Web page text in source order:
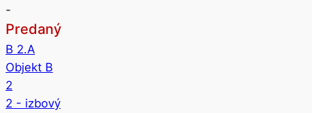
-
Predaný
B 2.A
Objekt B
2
2 - izbový